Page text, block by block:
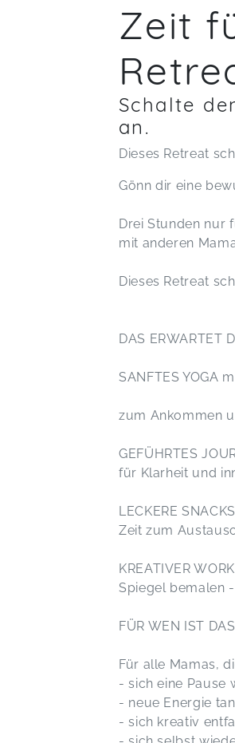
Zeit
Schalte
an.
Dieses Retreat
Gönn dir eine
Drei Stunden nur
mit anderen
Dieses Retreat
DAS ERWARTET
SANFTES YOGA
zum Ankommen
GEFÜHRTES
für Klarheit und
LECKERE SNACKS
Zeit zum
KREATIVER
Spiegel bemalen
FÜR WEN IST
Für alle Mamas,
- sich eine Pause
- neue Energie
- sich kreativ